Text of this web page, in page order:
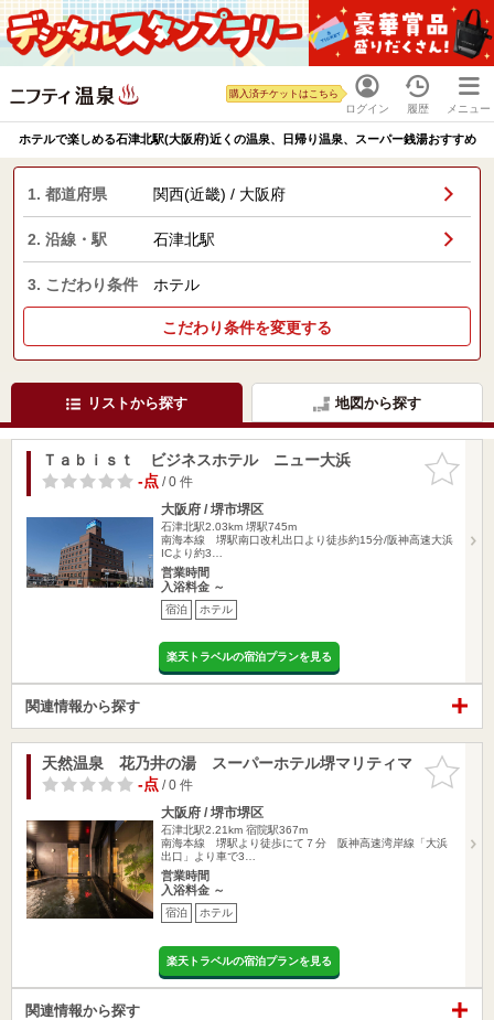
ログイン
購入済チケットはこちら
履歴 メニュー
ホテルで楽しめる石津北駅(大阪府)近くの温泉、日帰り温泉、スーパー銭湯おすすめ
1. 都道府県 関西(近畿) / 大阪府
2. 沿線・駅 石津北駅
3. こだわり条件 ホテル
こだわり条件を変更する
リストから探す 地図から探す
お気に入
りに追加
Ｔａｂｉｓｔ ビジネスホテル ニュー大浜
-点/ 0 件
大阪府 / 堺市堺区
石津北駅2.03km 堺駅745m
南海本線 堺駅南口改札出口より徒歩約15分/阪神高速大浜
ICより約3…
営業時間
入浴料金 ～
宿泊 ホテル
楽天トラベルの宿泊プランを見る
関連情報から探す
お気に入
りに追加
天然温泉 花乃井の湯 スーパーホテル堺マリティマ
-点/ 0 件
大阪府 / 堺市堺区
石津北駅2.21km 宿院駅367m
南海本線 堺駅より徒歩にて７分 阪神高速湾岸線「大浜
出口」より車で3…
営業時間
入浴料金 ～
宿泊 ホテル
楽天トラベルの宿泊プランを見る
関連情報から探す